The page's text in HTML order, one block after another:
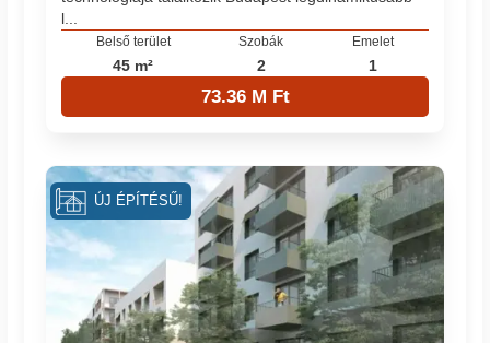
l...
Belső terület
45 m²
Szobák
2
Emelet
1
73.36 M Ft
ÚJ ÉPÍTÉSŰ!